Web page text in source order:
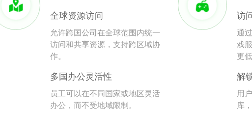
全球资源访问
允许跨国公司在全球范围内统一
访问和共享资源，支持跨区域协
作。
多国办公灵活性
员工可以在不同国家或地区灵活
办公，而不受地域限制。
访
通
戏
更
解
用
库